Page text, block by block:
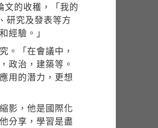
文的收穫，「我的
研究及發表等方
經驗。」
。「在會議中，
政治，建築等。
用的潛力，更想
影，他是國際化
分享，學習是盡